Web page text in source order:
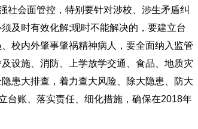
会面管控，特别要针对涉校、涉生矛盾纠
及时有效化解;现时不能解决的，要建立台
校内外肇事肇祸精神病人，要全面纳入监管
设施、消防、上学放学交通、食品、地质灾
患大排查，着力查大风险、除大隐患、防大
台账、落实责任、细化措施，确保在2018年